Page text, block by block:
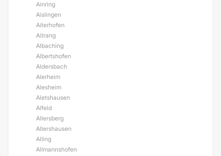
Ainring
Aislingen
Aiterhofen
Aitrang
Albaching
Albertshofen
Aldersbach
Alerheim
Alesheim
Aletshausen
Alfeld
Allersberg
Allershausen
Alling
Allmannshofen